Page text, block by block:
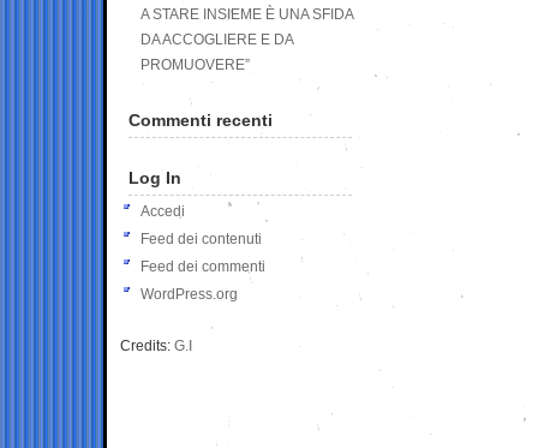
A STARE INSIEME È UNA SFIDA
DA ACCOGLIERE E DA
PROMUOVERE”
Commenti recenti
Log In
Accedi
Feed dei contenuti
Feed dei commenti
WordPress.org
Credits: G.I